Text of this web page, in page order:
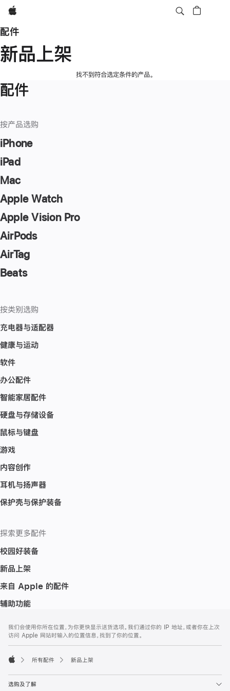
Apple
配件
新品上架
找不到符合选定条件的产品。
配件
按产品选购
iPhone
iPad
Mac
Apple Watch
Apple Vision Pro
AirPods
AirTag
Beats
按类别选购
充电器与适配器
健康与运动
软件
办公配件
智能家居配件
硬盘与存储设备
鼠标与键盘
游戏
内容创作
耳机与扬声器
保护壳与保护装备
探索更多配件
校园好装备
新品上架
来自 Apple 的配件
辅助功能
页
页
脚
注
我们会使用你所在位置，为你更快显示送货选项。我们通过你的 IP 地址，或者你在上次
访问 Apple 网站时输入的位置信息，找到了你的位置。
所有配件 新品上架
选购及了解